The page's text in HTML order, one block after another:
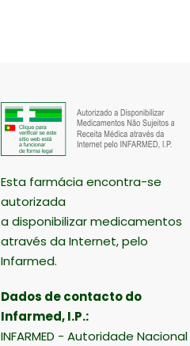
Esta farmácia encontra-se
autorizada
a disponibilizar medicamentos
através da Internet, pelo
Infarmed.
Dados de contacto do
Infarmed, I.P.:
INFARMED - Autoridade Nacional